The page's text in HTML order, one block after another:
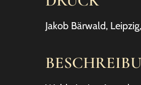
Jakob Bärwald,